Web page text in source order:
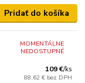
Pridať do košíka
109 €/ks
88,62 € bez DPH
MOMENTÁLNE
NEDOSTUPNÉ